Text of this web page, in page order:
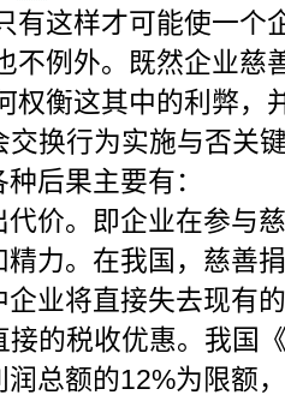
有这样才可能使一个
不例外。既然企业慈
权衡这其中的利弊，
换行为实施与否关
后果主要有：
代价。即企业在参与
精力。在我国，慈善
企业将直接失去现有
的税收优惠。我国
润总额的12%为限额